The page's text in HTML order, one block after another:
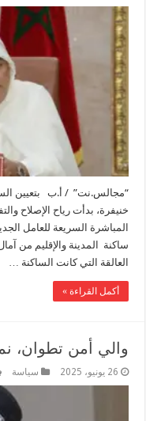
“مجالس.نت” / أ.ب بتعيين
خنيفرة، بدأت رياح الإصلاح
المباشرة السريعة للعامل
ساكنة المدينة والإقليم من
العالقة التي كانت الساكنة …
أكمل القراءة »
والي أمن تطوان،
26 يونيو، 2025 سياسة